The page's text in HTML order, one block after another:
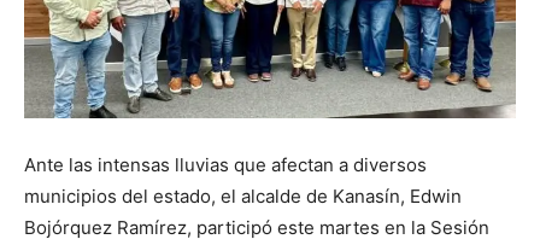
Ante las intensas lluvias que afectan a diversos
municipios del estado, el alcalde de Kanasín, Edwin
Bojórquez Ramírez, participó este martes en la Sesión